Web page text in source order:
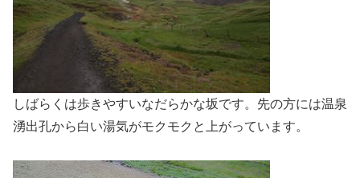
しばらくは歩きやすいなだらかな坂です。先の方には温泉
湧出孔から白い湯気がモクモクと上がっています。